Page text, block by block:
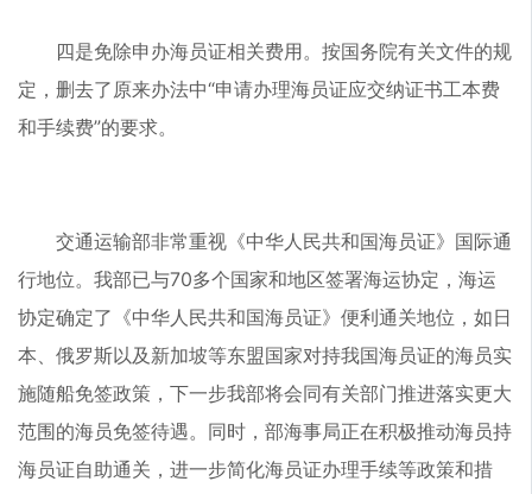
四是免除申办海员证相关费用。按国务院有关文件的规
定，删去了原来办法中“申请办理海员证应交纳证书工本费
和手续费”的要求。
交通运输部非常重视《中华人民共和国海员证》国际通
行地位。我部已与70多个国家和地区签署海运协定，海运
协定确定了《中华人民共和国海员证》便利通关地位，如日
本、俄罗斯以及新加坡等东盟国家对持我国海员证的海员实
施随船免签政策，下一步我部将会同有关部门推进落实更大
范围的海员免签待遇。同时，部海事局正在积极推动海员持
海员证自助通关，进一步简化海员证办理手续等政策和措